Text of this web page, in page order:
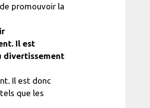
promouvoir la
Il est
divertissement
Il est donc
que les